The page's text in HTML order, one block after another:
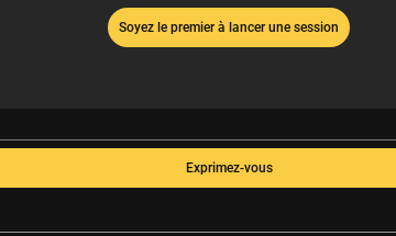
Soyez le premier à lancer une session
Exprimez-vous